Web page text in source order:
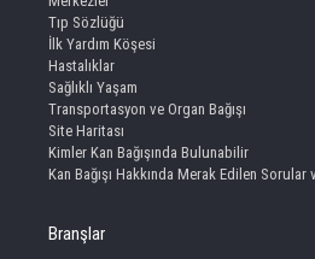
Tıp Sözlüğü
İlk Yardım Köşesi
Hastalıklar
Sağlıklı Yaşam
Transportasyon ve Organ Bağışı
Site Haritası
Kimler Kan Bağışında Bulunabilir
Kan Bağışı Hakkında Merak Edilen Sorular
Branşlar